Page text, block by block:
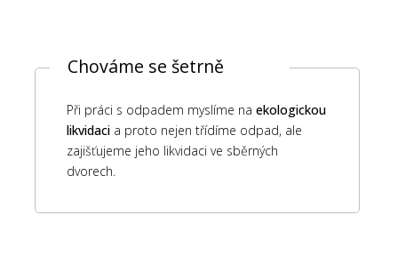
Chováme se šetrně
Při práci s odpadem myslíme na ekologickou
likvidacia proto nejen třídíme odpad, ale
zajišťujeme jeho likvidaci ve sběrných
dvorech.